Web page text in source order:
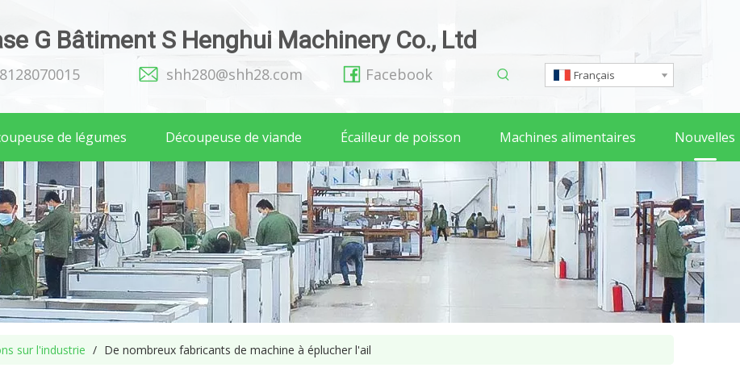
G Bâtiment S Henghui Machinery Co., Ltd
shh280@shh28.com Facebook Français
de légumes Découpeuse de viande Écailleur de poisson Machines alimentaires Nouvelles
sur l'industrie / De nombreux fabricants de machine à éplucher l'ail